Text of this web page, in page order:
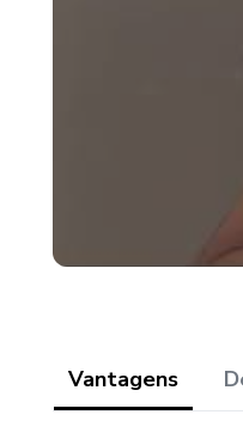
Vantagens